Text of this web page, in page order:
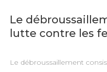
Le
lutte contre les
Le débroussaillement